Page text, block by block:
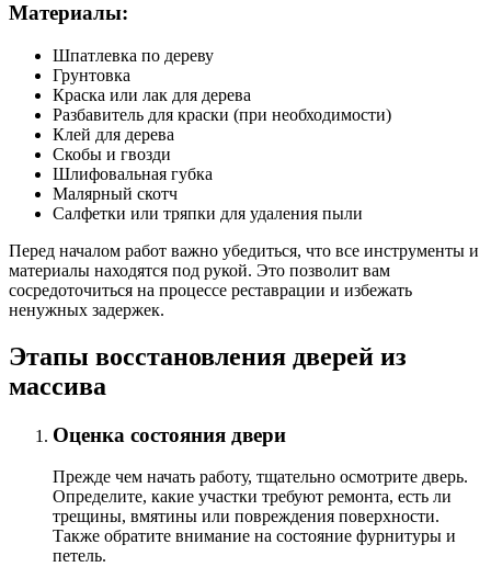
Материалы:
Шпатлевка по дереву
Грунтовка
Краска или лак для дерева
Разбавитель для краски (при необходимости)
Клей для дерева
Скобы и гвозди
Шлифовальная губка
Малярный скотч
Салфетки или тряпки для удаления пыли
Перед началом работ важно убедиться, что все инструменты и
материалы находятся под рукой. Это позволит вам
сосредоточиться на процессе реставрации и избежать
ненужных задержек.
Этапы восстановления дверей из
массива
Оценка состояния двери
Прежде чем начать работу, тщательно осмотрите дверь.
Определите, какие участки требуют ремонта, есть ли
трещины, вмятины или повреждения поверхности.
Также обратите внимание на состояние фурнитуры и
петель.